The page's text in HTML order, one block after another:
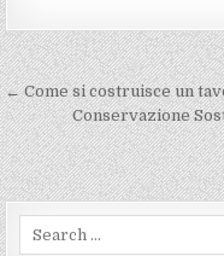
Navigazione
articoli
← Come si costruisce un
Conservazione